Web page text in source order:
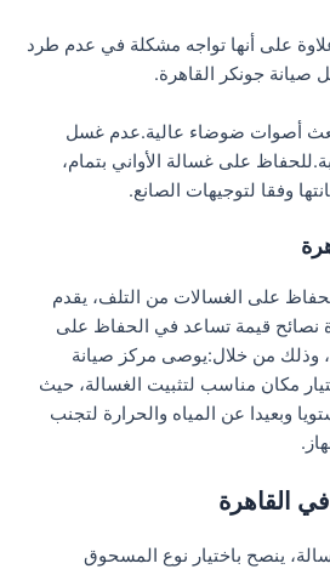
على أنها تواجه مشكلة في عدم طرد
صيانة جونكر القاهرة.
أصوات ضوضاء عالية.عدم غسل
على غسالة الأواني بتمام،
وفقا لتوجيهات الصانع.
على الغسالات من التلف، يقدم
نصائح قيمة تساعد في الحفاظ على
وذلك من خلال:يوصى مركز صيانة
مكان مناسب لتثبيت الغسالة، حيث
وبعيدا عن المياه والحرارة لتجنب
القاهرة
ينصح باختيار نوع المسحوق